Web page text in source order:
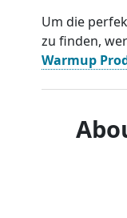
Um die
zu finden,
Warmup